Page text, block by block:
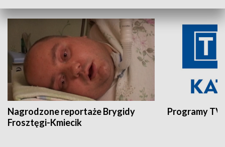
Nagrodzone reportaże Brygidy
Frosztęgi-Kmiecik
Programy